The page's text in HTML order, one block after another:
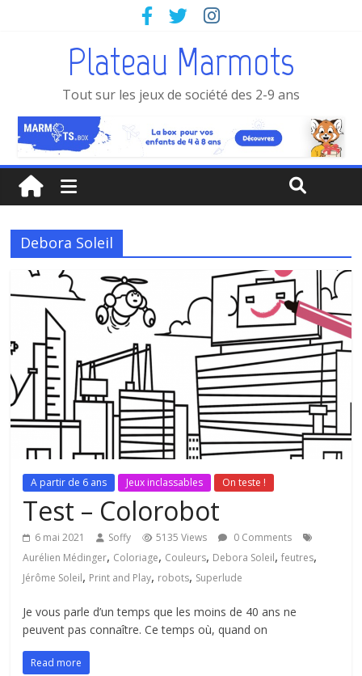
Plateau Marmots
Tout sur les jeux de société des 2-9 ans
Debora Soleil
A partir de 6 ans Jeux inclassables On teste !
Test – Colorobot
6 mai 2021 Soffy 5135 Views
0 Comments
Aurélien Médinger, Coloriage, Couleurs, Debora Soleil,feutres,
Jérôme Soleil, Print and Play, robots, Superlude
Je vous parle d’un temps que les moins de 40 ans ne
peuvent pas connaître. Ce temps où, quand on
Read more